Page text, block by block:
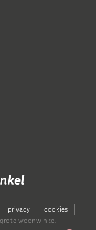
privacy
cookies
woonwinkel